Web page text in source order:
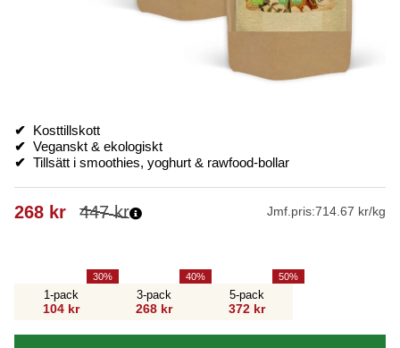
✔
Kosttillskott
✔ Veganskt & ekologiskt
✔ Tillsätt i smoothies, yoghurt & rawfood-bollar
447kr
268 kr Jmf.pris:714.67 kr/kg
1-pack
104 kr
30
3-pack
268 kr
40
5-pack
372 kr
50